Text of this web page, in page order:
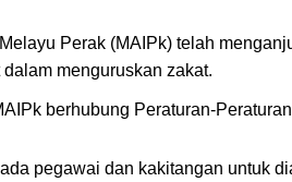
Perak (MAIPk) telah
menguruskan zakat.
berhubung Peraturan-
pegawai dan kakitangan untuk